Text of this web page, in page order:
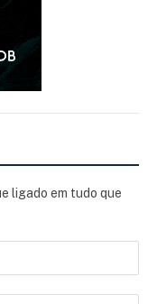
ligado em tudo que